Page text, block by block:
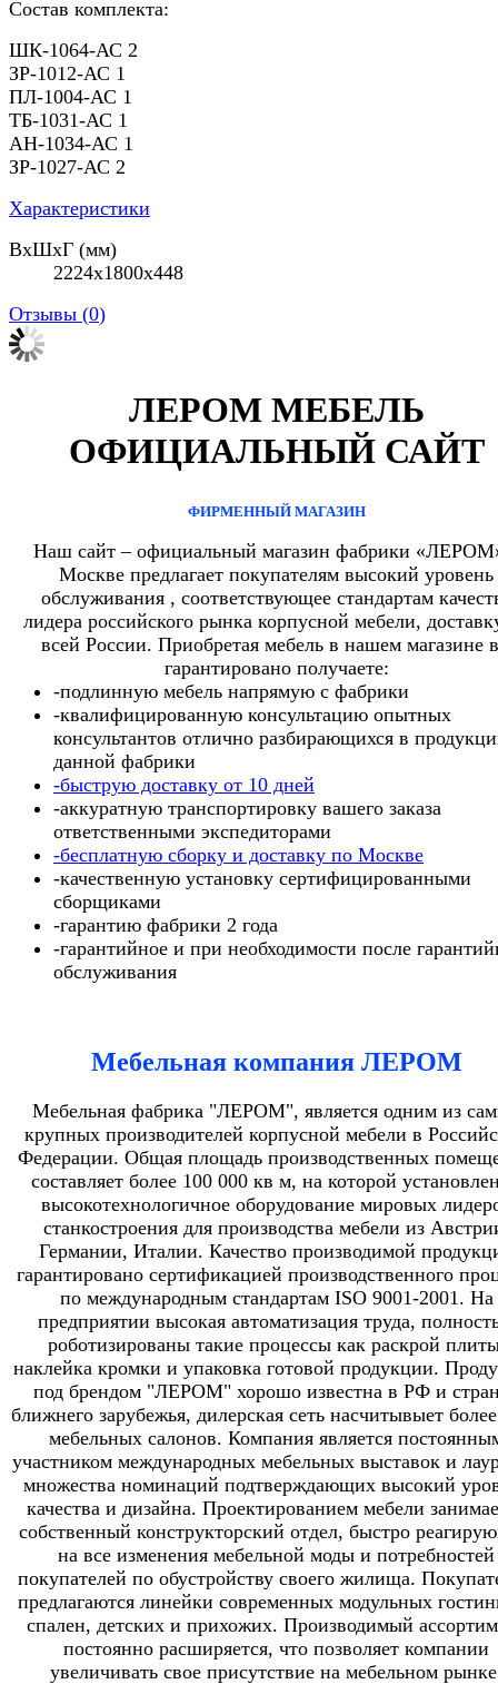
Состав комплекта:
ШК-1064-АС 2
ЗР-1012-АС 1
ПЛ-1004-АС 1
ТБ-1031-АС 1
АН-1034-АС 1
ЗР-1027-АС 2
Характеристики
ВхШхГ (мм)
2224х1800х448
Отзывы (0)
ЛЕРОМ МЕБЕЛЬ
ОФИЦИАЛЬНЫЙ САЙТ
ФИРМЕННЫЙ МАГАЗИН
Наш сайт – официальный магазин фабрики
Москве предлагает покупателям высокий уровень
обслуживания , соответствующее стандартам
лидера российского рынка корпусной мебели,
всей России. Приобретая мебель в нашем магазине
гарантировано получаете:
-подлинную мебель напрямую с фабрики
-квалифицированную консультацию опытных
консультантов отлично разбирающихся в
данной фабрики
-быструю доставку от 10 дней
-аккуратную транспортировку вашего заказа
ответственными экспедиторами
-бесплатную сборку и доставку по Москве
-качественную установку сертифицированными
сборщиками
-гарантию фабрики 2 года
-гарантийное и при необходимости после
обслуживания
Мебельная компания ЛЕРОМ
Мебельная фабрика "ЛЕРОМ", является одним из
крупных производителей корпусной мебели в
Федерации. Общая площадь производственных
составляет более 100 000 кв м, на которой
высокотехнологичное оборудование мировых
станкостроения для производства мебели из
Германии, Италии. Качество производимой
гарантировано сертификацией производственного
по международным стандартам ISO 9001-2001. На
предприятии высокая автоматизация труда,
роботизированы такие процессы как раскрой
наклейка кромки и упаковка готовой продукции.
под брендом "ЛЕРОМ" хорошо известна в РФ и
ближнего зарубежья, дилерская сеть насчитывыет
мебельных салонов. Компания является
участником международных мебельных выставок и
множества номинаций подтверждающих высокий
качества и дизайна. Проектированием мебели
собственный конструкторский отдел, быстро
на все изменения мебельной моды и потребностей
покупателей по обустройству своего жилища.
предлагаются линейки современных модульных
спален, детских и прихожих. Производимый
постоянно расширяется, что позволяет компании
увеличивать свое присутствие на мебельном